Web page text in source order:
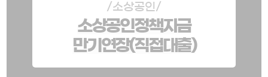
/소상공인/
소상공인정책자금
만기연장(직접대출)